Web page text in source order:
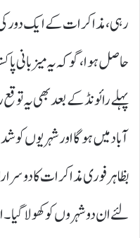
رہی، مذاکرات کے ایک دور کی
حاصل ہوا، گو کہ یہ میزبانی
پہلے رائونڈ کے بعد بھی یہ
آباد میں ہو گا اور شہریوں کو
بظاہر فوری مذاکرات کا دوسرا
لئے ان دو شہروں کو کھولا